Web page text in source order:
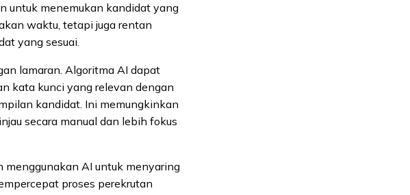
untuk menemukan kandidat yang
waktu, tetapi juga rentan
yang sesuai.
lamaran. Algoritma AI dapat
kata kunci yang relevan dengan
kandidat. Ini memungkinkan
secara manual dan lebih fokus
menggunakan AI untuk menyaring
proses perekrutan